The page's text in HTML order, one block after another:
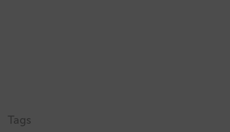
Tags